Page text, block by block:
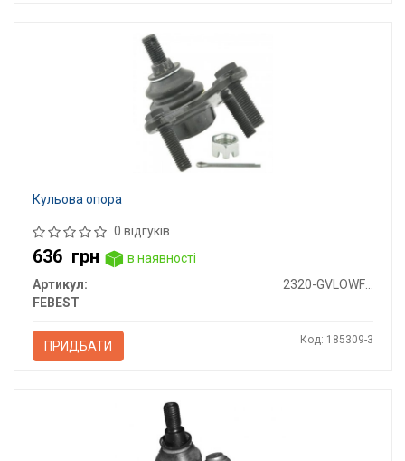
Кульова опора
0 відгуків
636 грн
в наявності
Артикул:
2320-GVLOWFLH
FEBEST
ПРИДБАТИ Код: 185309-3